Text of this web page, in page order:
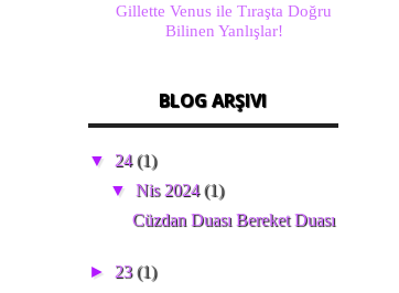
Gillette Venus ile Tıraşta Doğru
Bilinen Yanlışlar!
BLOG ARŞIVI
▼ 24(1)
▼ Nis 2024(1)
Cüzdan Duası Bereket Duası
► 23(1)